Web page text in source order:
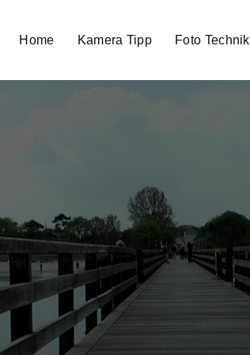
Home Kamera Tipp Foto Technik